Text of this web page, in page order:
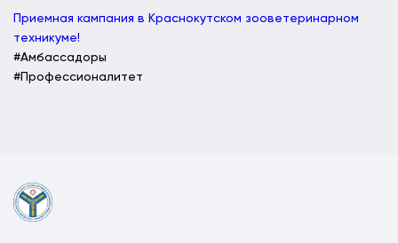
Приемная кампания в Краснокутском зооветеринарном
техникуме!
#Амбассадоры
#Профессионалитет